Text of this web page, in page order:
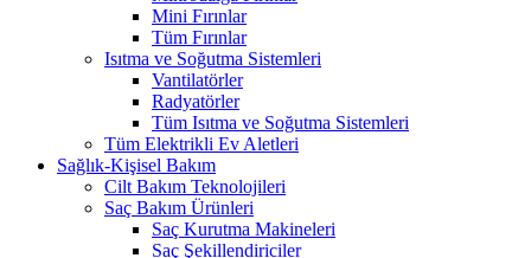
Mini Fırınlar
Tüm Fırınlar
Isıtma ve Soğutma Sistemleri
Vantilatörler
Radyatörler
Tüm Isıtma ve Soğutma Sistemleri
Tüm Elektrikli Ev Aletleri
Sağlık-Kişisel Bakım
Cilt Bakım Teknolojileri
Saç Bakım Ürünleri
Saç Kurutma Makineleri
Saç Şekillendiriciler